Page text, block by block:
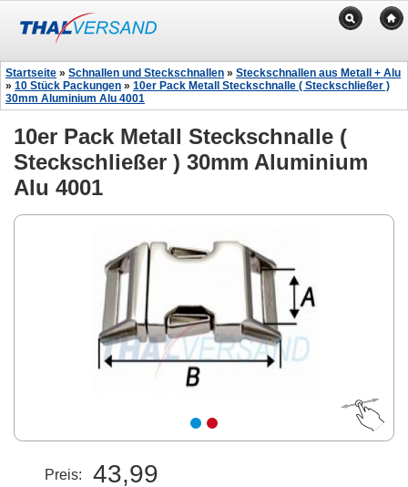
Startseite » Schnallen und Steckschnallen » Steckschnallen aus Metall + Alu
» 10 Stück Packungen » 10er Pack Metall Steckschnalle ( Steckschließer )
30mm Aluminium Alu 4001
10er Pack Metall Steckschnalle (
Steckschließer ) 30mm Aluminium
Alu 4001
Preis: 43,99